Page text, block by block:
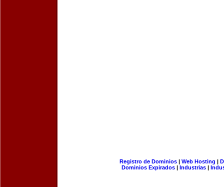
Registro de Dominios| Web Hosting |
Dominios Expirados | Industrias |